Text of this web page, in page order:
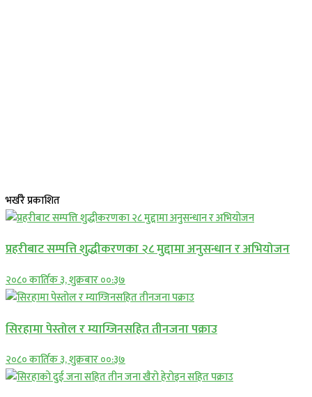
भर्खरै प्रकाशित
प्रहरीबाट सम्पत्ति शुद्धीकरणका २८ मुद्दामा अनुसन्धान र अभियोजन
२०८० कार्तिक ३, शुक्रबार ००:३७
सिरहामा पेस्तोल र म्याग्जिनसहित तीनजना पक्राउ
२०८० कार्तिक ३, शुक्रबार ००:३७